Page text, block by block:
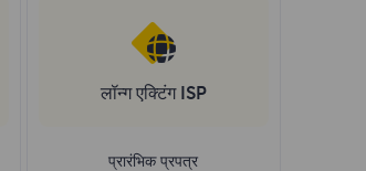
लॉन्ग एक्टिंग ISP
प्रारंभिक प्रपत्र